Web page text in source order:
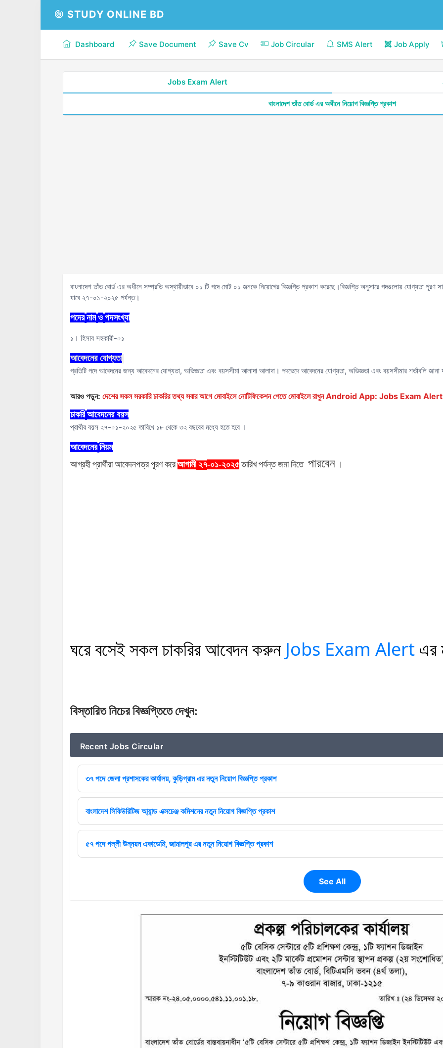
STUDY ONLINE BD
Dashboard Save Document Save Cv Job Circular SMS Alert Job Apply
Jobs Exam Alert
বাংলাদেশ তাঁত বোর্ড এর অধীনে নিয়োগ বিজ্ঞপ্তি প্রকাশ
বাংলাদেশ তাঁত বোর্ড এর অধীনে সম্প্রতি অস্থায়ীভাবে ০১ টি পদে মোট ০১ জনকে নিয়োগের বিজ্ঞপ্তি প্রকাশ করেছে।বিজ্ঞপ্তি অনুসারে পদগুলোয় যোগ্যতা
যাবে ২৭-০১-২০২৫ পর্যন্ত।
পদের নাম ও পদসংখ্যা
১। হিসাব সহকারী-০১
আবেদনের যোগ্যতা
প্রতিটি পদে আবেদনের জন্য আবেদনের যোগ্যতা, অভিজ্ঞতা এবং বয়সসীমা আলাদা আলাদা। পদভেদে আবেদনের যোগ্যতা, অভিজ্ঞতা এবং বয়সসীমার শর্তাবলি জানা
আরও পড়ুন: দেশের সকল সরকারি চাকরির তথ্য সবার আগে মোবাইলে নোটিফিকেশন পেতে মোবাইলে রাখুন Android App: Jobs Exam Alert
চাকরি আবেদনের বয়স
প্রার্থীর বয়স ২৭-০১-২০২৫ তারিখে ১৮ থেকে ৩২ বছরের মধ্যে হতে হবে ।
আবেদনের নিয়ম
আগ্রহী প্রার্থীরা আবেদনপত্র পূরণ করে আগামী২৭-০১-২০২৫ তারিখ পর্যন্ত জমা দিতে পারবেন ।
ঘরে বসেই সকল চাকরির আবেদন করুন Jobs Exam Alert এর
বিস্তারিত নিচের বিজ্ঞপ্তিতে দেখুন:
Recent Jobs Circular
৩৭ পদে জেলা প্রশাসকের কার্যালয়, কুড়িগ্রাম এর নতুন নিয়োগ বিজ্ঞপ্তি প্রকাশ
বাংলাদেশ সিকিউরিটিজ আ্যান্ড এক্সচেঞ্জ কমিশনের নতুন নিয়োগ বিজ্ঞপ্তি প্রকাশ
৫৭ পদে পল্লী উন্নয়ন একাডেমি, জামালপুর এর নতুন নিয়োগ বিজ্ঞপ্তি প্রকাশ
See All